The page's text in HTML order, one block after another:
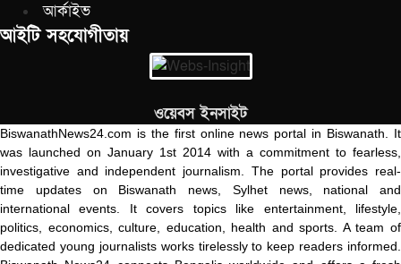
আর্কাইভ
আইটি সহযোগীতায়
ওয়েবস ইনসাইট
BiswanathNews24.com is the first online news portal in Biswanath. It
was launched on January 1st 2014 with a commitment to fearless,
investigative and independent journalism. The portal provides real-
time updates on Biswanath news, Sylhet news, national and
international events. It covers topics like entertainment, lifestyle,
politics, economics, culture, education, health and sports. A team of
dedicated young journalists works tirelessly to keep readers informed.